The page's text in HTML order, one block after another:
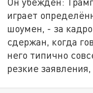
играет
шоумен, - за
сдержан, когда
него типично
резкие